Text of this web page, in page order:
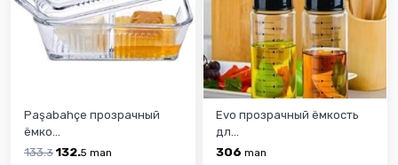
Paşabahçe прозрачный
ёмко...
133.3 132.5 man
Evo прозрачный ёмкость
дл...
306 man